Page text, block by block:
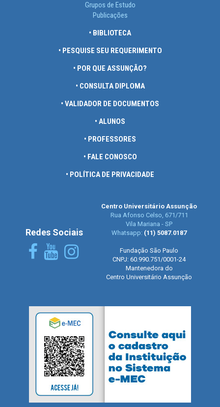
Grupos de Estudo
Publicações
• BIBLIOTECA
• PESQUISE SEU REQUERIMENTO
• POR QUE ASSUNÇÃO?
• CONSULTA DIPLOMA
• VALIDADOR DE DOCUMENTOS
• ALUNOS
• PROFESSORES
• FALE CONOSCO
• POLÍTICA DE PRIVACIDADE
Redes Sociais
Centro Universitário Assunção
Rua Afonso Celso, 671/711
Vila Mariana - SP
Whatsapp: (11) 5087.0187
Fundação São Paulo
CNPJ: 60.990.751/0001-24
Mantenedora do
Centro Universitário Assunção